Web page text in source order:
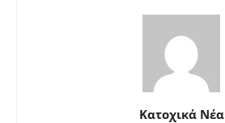
Κατοχικά Νέα